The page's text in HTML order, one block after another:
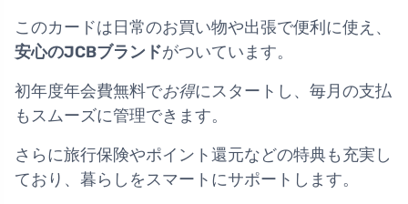
このカードは日常のお買い物や出張で便利に使え、
安心のJCBブランドがついています。
初年度年会費無料でお得にスタートし、毎月の支払
もスムーズに管理できます。
さらに旅行保険やポイント還元などの特典も充実し
ており、暮らしをスマートにサポートします。